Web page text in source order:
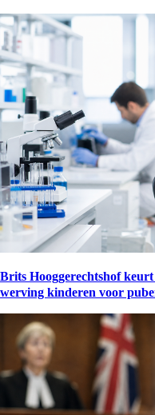
Brits Hooggerechtshof
werving kinderen voor